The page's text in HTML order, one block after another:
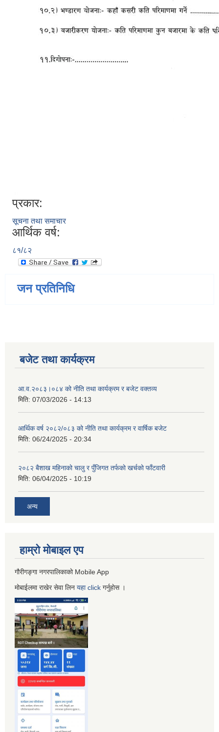
प्रकार:
सूचना तथा समाचार
आर्थिक वर्ष:
८१/८२
जन प्रतिनिधि
बजेट तथा कार्यक्रम
आ.व.२०८३।०८४ को नीति तथा कार्यक्रम र बजेट वक्तव्य
मिति: 07/03/2026 - 14:13
आर्थिक वर्ष २०८२/०८३ को नीति तथा कार्यक्रम र वार्षिक बजेट
मिति: 06/24/2025 - 20:34
२०८२ बैशाख महिनाको चालु र पुँजिगत तर्फको खर्चको फाँटवारी
मिति: 06/04/2025 - 10:19
अन्य
हाम्रो माेबाइल एप
गौरीगङ्गा नगरपालिकाको Mobile App
मोबाईलमा राखेर सेवा लिन यहाclick गर्नुहाेस ।